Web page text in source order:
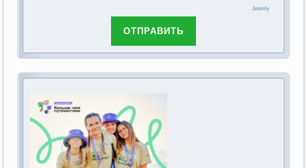
Joomly
ОТПРАВИТЬ